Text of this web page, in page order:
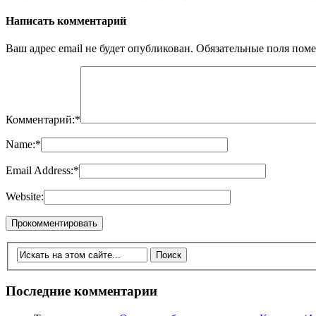
Написать комментарий
Ваш адрес email не будет опубликован. Обязательные поля
Комментарий:*
Name:*
Email Address:*
Website:
Последние комментарии